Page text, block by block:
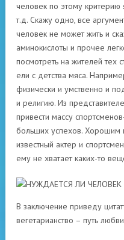
человек по этому критерию
т.д. Скажу одно, все
человек не может жить и
аминокислоты и прочее
посмотреть на жителей тех
ели с детства мяса.
физически и умственно и
и религию. Из
привести массу
больших успехов. Хорошим
известный актер и
ему не хватает каких-то
В заключение приведу
вегетарианство – путь